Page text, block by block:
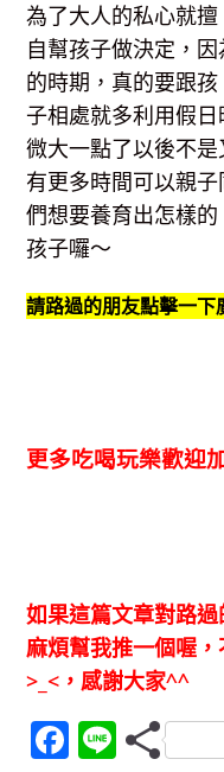
為了大人的私心就擅
自幫孩子做決定，
的時期，真的要跟孩
子相處就多利用假
微大一點了以後不是
有更多時間可以親
們想要養育出怎樣的
孩子囉～
請路過的朋友點擊一
更多吃喝玩樂歡迎
如果這篇文章對路過
麻煩幫我推一個喔
>_<，感謝大家^^
F Li